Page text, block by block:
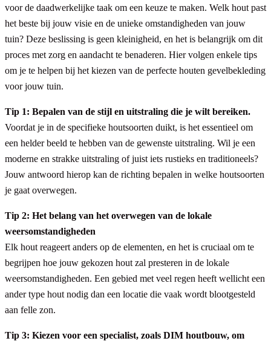
voor de daadwerkelijke taak om een keuze te maken. Welk hout past
het beste bij jouw visie en de unieke omstandigheden van jouw
tuin? Deze beslissing is geen kleinigheid, en het is belangrijk om dit
proces met zorg en aandacht te benaderen. Hier volgen enkele tips
om je te helpen bij het kiezen van de perfecte houten gevelbekleding
voor jouw tuin.
Tip 1: Bepalen van de stijl en uitstraling die je wilt bereiken.
Voordat je in de specifieke houtsoorten duikt, is het essentieel om
een helder beeld te hebben van de gewenste uitstraling. Wil je een
moderne en strakke uitstraling of juist iets rustieks en traditioneels?
Jouw antwoord hierop kan de richting bepalen in welke houtsoorten
je gaat overwegen.
Tip 2: Het belang van het overwegen van de lokale
weersomstandigheden
Elk hout reageert anders op de elementen, en het is cruciaal om te
begrijpen hoe jouw gekozen hout zal presteren in de lokale
weersomstandigheden. Een gebied met veel regen heeft wellicht een
ander type hout nodig dan een locatie die vaak wordt blootgesteld
aan felle zon.
Tip 3: Kiezen voor een specialist, zoals DIM houtbouw, om